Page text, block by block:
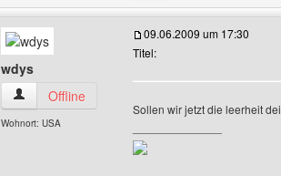
wdys
wdys Benutzer-Profile anzeigen
Offline
Wohnort: USA
09.06.2009 um 17:30
Titel:
Sollen wir jetzt die leerheit